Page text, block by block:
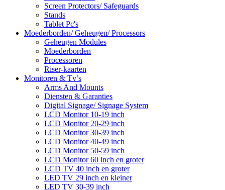
Screen Protectors/ Safeguards
Stands
Tablet Pc's
Moederborden/ Geheugen/ Processors
Geheugen Modules
Moederborden
Processoren
Riser-kaarten
Monitoren & Tv’s
Arms And Mounts
Diensten & Garanties
Digital Signage/ Signage System
LCD Monitor 10-19 inch
LCD Monitor 20-29 inch
LCD Monitor 30-39 inch
LCD Monitor 40-49 inch
LCD Monitor 50-59 inch
LCD Monitor 60 inch en groter
LCD TV 40 inch en groter
LED TV 29 inch en kleiner
LED TV 30-39 inch